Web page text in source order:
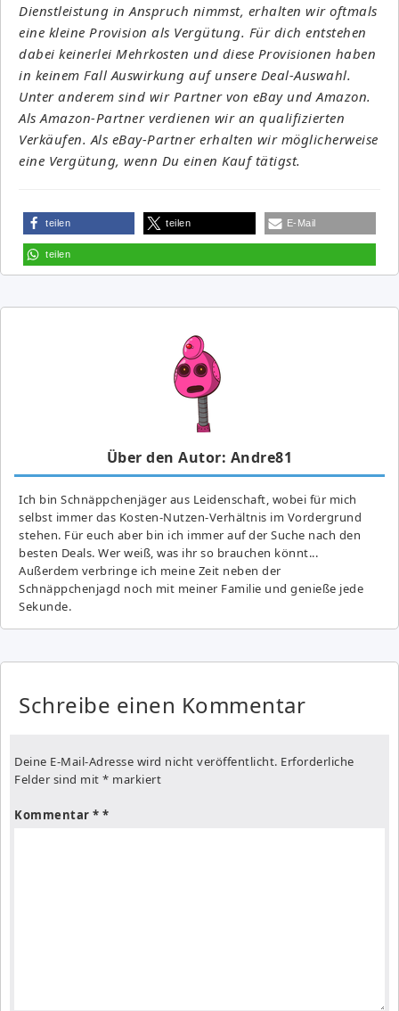
Dienstleistung in Anspruch nimmst, erhalten wir oftmals
eine kleine Provision als Vergütung. Für dich entstehen
dabei keinerlei Mehrkosten und diese Provisionen haben
in keinem Fall Auswirkung auf unsere Deal-Auswahl.
Unter anderem sind wir Partner von eBay und Amazon.
Als Amazon-Partner verdienen wir an qualifizierten
Verkäufen. Als eBay-Partner erhalten wir möglicherweise
eine Vergütung, wenn Du einen Kauf tätigst.
teilen teilen E-Mail
teilen
Über den Autor: Andre81
Ich bin Schnäppchenjäger aus Leidenschaft, wobei für mich
selbst immer das Kosten-Nutzen-Verhältnis im Vordergrund
stehen. Für euch aber bin ich immer auf der Suche nach den
besten Deals. Wer weiß, was ihr so brauchen könnt...
Außerdem verbringe ich meine Zeit neben der
Schnäppchenjagd noch mit meiner Familie und genieße jede
Sekunde.
Schreibe einen Kommentar
Deine E-Mail-Adresse wird nicht veröffentlicht. Erforderliche
Felder sind mit * markiert
Kommentar *